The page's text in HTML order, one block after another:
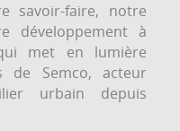
savoir-faire, notre
développement à
met en lumière
de Semco, acteur
urbain depuis